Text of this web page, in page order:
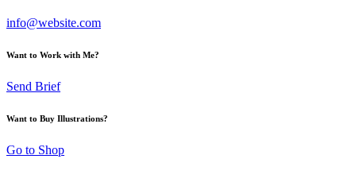
info@website.com
Want to Work with Me?
Send Brief
Want to Buy Illustrations?
Go to Shop